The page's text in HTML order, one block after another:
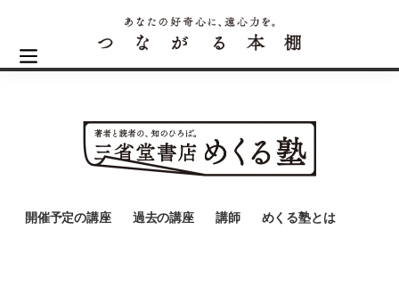
開催予定の講座 過去の講座 講師 めくる塾とは